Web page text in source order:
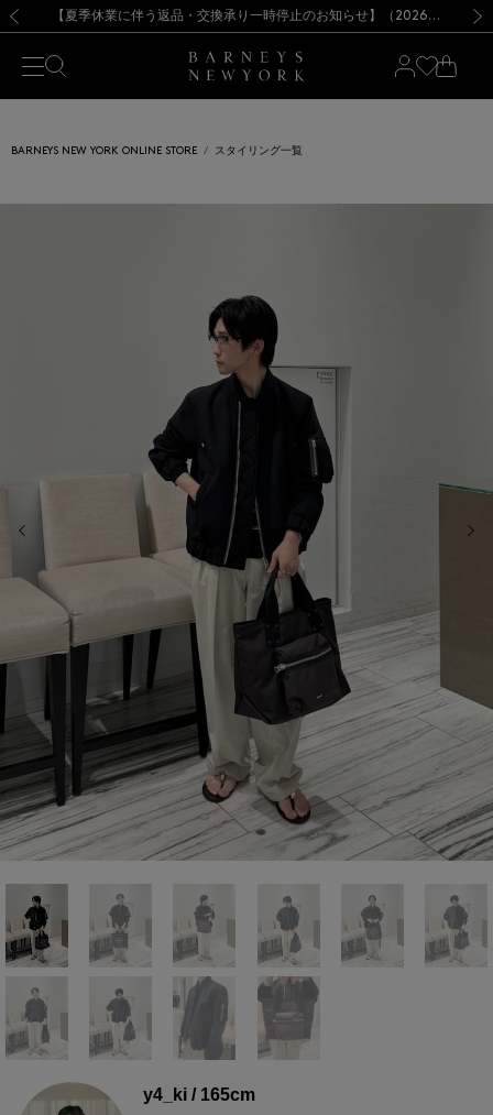
新規登録のお客様も対象！＜MY BARNEYS＞会員のお客様は11,000円（税込）以上のお買上げで常時送料無料！お買い物の際は会員登録を！
【夏季休業に伴う出荷一時停止のお知らせ】(2026.8.7) 【オンラインストア カスタマーセンター夏季休業に関するお知らせ】（2026.8.7）【夏季休業に伴う返品・交換承り一時停止のお知らせ】（2026.8.5）
熊本県を中心とした地震の影響によるお荷物のお届けについて
【開催中】SUMMER SALEのご案内・ご注意事項 新規登録のお客様も対象！＜MY BARNEYS＞会員のお客様は11,000円（税込）以上のお買上げで常時送料無料！お買い物の際は会員登録を！
【夏季休業に伴う出荷一時停止のお知らせ】(2026.8.7)
BARNEYS NEW YORK ONLINE STORE スタイリング一覧
y4_ki / 165cm